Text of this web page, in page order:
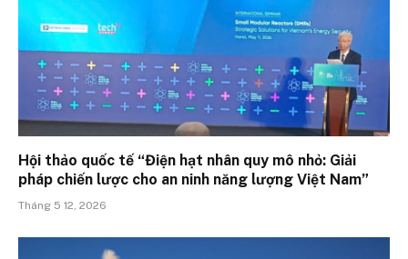
Hội thảo quốc tế “Điện hạt nhân quy mô nhỏ: Giải
pháp chiến lược cho an ninh năng lượng Việt Nam”
Tháng 5 12, 2026